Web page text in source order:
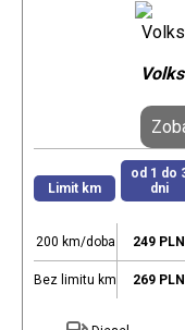
Limit km
od 1 do
dni
200 km/doba 249 PLN
Bez limitu km 269 PLN